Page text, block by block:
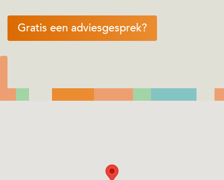
Gratis een adviesgesprek?